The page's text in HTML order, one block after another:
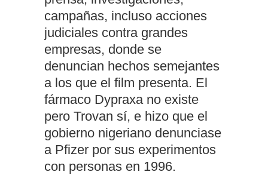
campañas, incluso acciones
judiciales contra grandes
empresas, donde se
denuncian hechos semejantes
a los que el film presenta. El
fármaco Dypraxa no existe
pero Trovan sí, e hizo que el
gobierno nigeriano denunciase
a Pfizer por sus experimentos
con personas en 1996.